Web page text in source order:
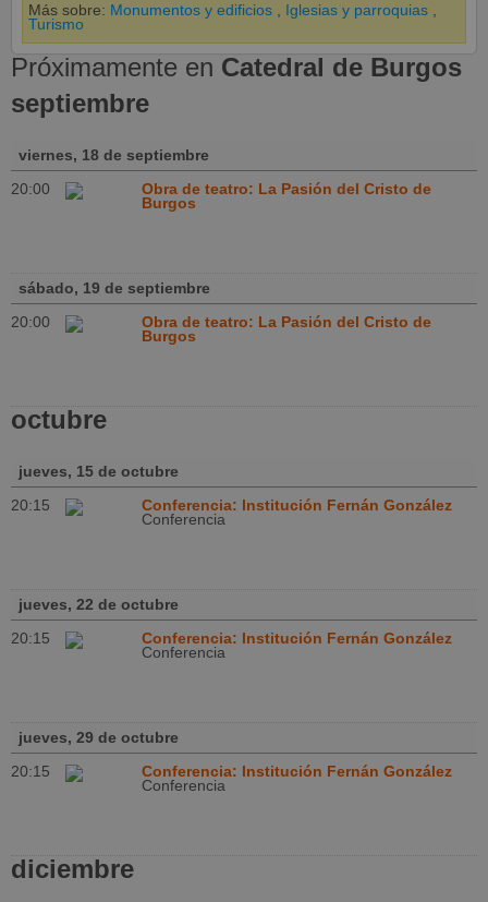
Más sobre: Monumentos y edificios Iglesias y parroquias
Turismo
Próximamente en Catedral de Burgos
septiembre
viernes, 18 de septiembre
20:00
Obra de teatro: La Pasión del Cristo de
Burgos
sábado, 19 de septiembre
20:00
Obra de teatro: La Pasión del Cristo de
Burgos
octubre
jueves, 15 de octubre
20:15
Conferencia: Institución Fernán González
Conferencia
jueves, 22 de octubre
20:15
Conferencia: Institución Fernán González
Conferencia
jueves, 29 de octubre
20:15
Conferencia: Institución Fernán González
Conferencia
diciembre